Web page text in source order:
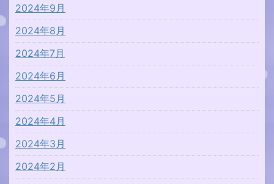
2024年9月
2024年8月
2024年7月
2024年6月
2024年5月
2024年4月
2024年3月
2024年2月